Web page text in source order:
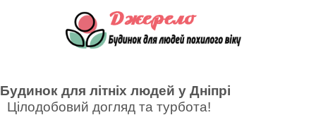
Будинок для літніх людей у Дніпрі
Цілодобовий догляд та турбота!